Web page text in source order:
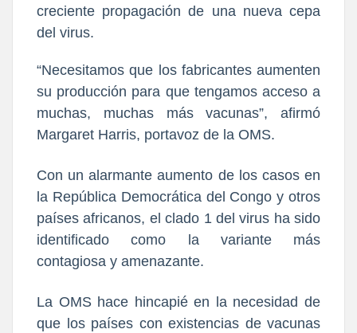
creciente propagación de una nueva cepa
del virus.
“Necesitamos que los fabricantes aumenten
su producción para que tengamos acceso a
muchas, muchas más vacunas”, afirmó
Margaret Harris, portavoz de la OMS.
Con un alarmante aumento de los casos en
la República Democrática del Congo y otros
países africanos, el clado 1 del virus ha sido
identificado como la variante más
contagiosa y amenazante.
La OMS hace hincapié en la necesidad de
que los países con existencias de vacunas